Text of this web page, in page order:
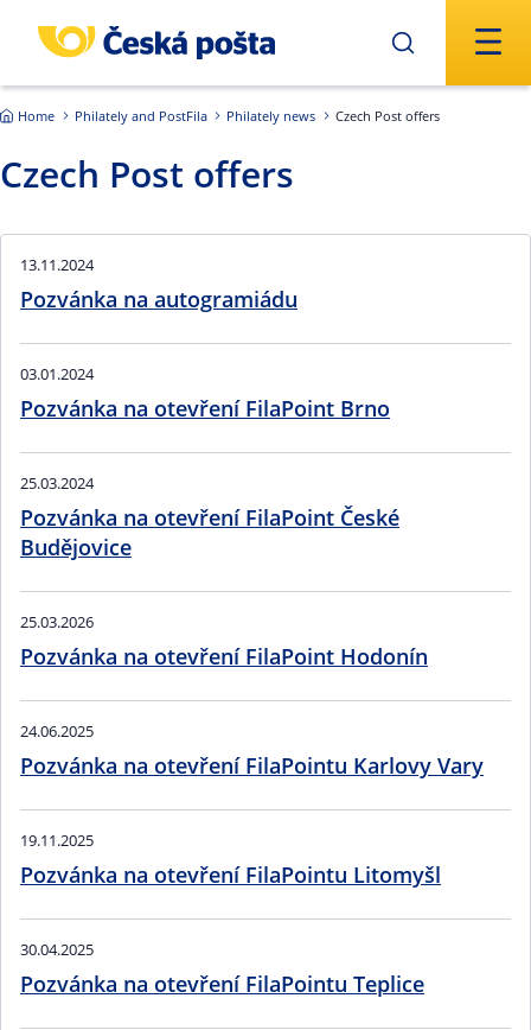
Home Philately and PostFila Philately news Czech Post offers
Czech Post offers
13.11.2024
Pozvánka na autogramiádu
03.01.2024
Pozvánka na otevření FilaPoint Brno
25.03.2024
Pozvánka na otevření FilaPoint České
Budějovice
25.03.2026
Pozvánka na otevření FilaPoint Hodonín
24.06.2025
Pozvánka na otevření FilaPointu Karlovy Vary
19.11.2025
Pozvánka na otevření FilaPointu Litomyšl
30.04.2025
Pozvánka na otevření FilaPointu Teplice